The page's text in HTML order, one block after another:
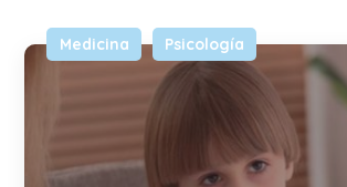
Medicina Psicología